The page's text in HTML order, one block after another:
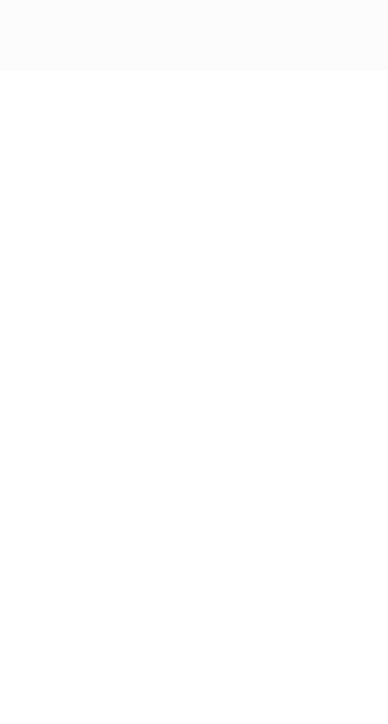
lots of analogies so it can be accepted calmly by new CCNA
Most CCNA abstraction guides are about 800 pages so there
you in your cocky abstraction efforts.200-125 study guide The Best IT
Your It Dream Come True.200-125 dumps However, a lot of
or paraphrased.210-260 iins cbt nuggets download